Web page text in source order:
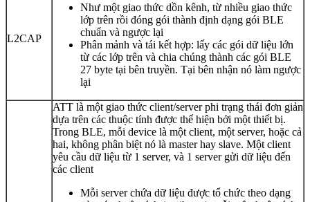
L2CAP
Như một giao thức dồn kênh, từ nhiều giao thức
lớp trên rồi đóng gói thành định dạng gói BLE
chuẩn và ngược lại
Phân mảnh và tái kết hợp: lấy các gói dữ liệu lớn
từ các lớp trên và chia chúng thành các gói BLE
27 byte tại bên truyền. Tại bên nhận nó làm ngược
lại
ATT là một giao thức client/server phi trạng thái đơn giản
dựa trên các thuộc tính được thể hiện bởi một thiết bị.
Trong BLE, mỗi device là một client, một server, hoặc cả
hai, không phân biệt nó là master hay slave. Một client
yêu cầu dữ liệu từ 1 server, và 1 server gửi dữ liệu đến
các client
Mỗi server chứa dữ liệu được tổ chức theo dạng